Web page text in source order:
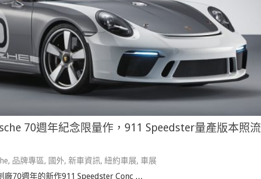
70週年紀念限量作，911 Speedster量產版本照流
, 品牌專區, 國外, 新車資訊, 紐約車展, 車展
廠70週年的新作911 Speedster Conc …